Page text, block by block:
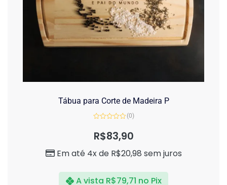
Tábua para Corte de Madeira P
de
(0)
R$83,90
Em até 4x de R$20,98 sem juros
A vista R$79,71 no Pix